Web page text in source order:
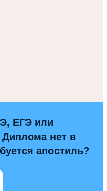
ЕГЭ или
нет в
апостиль?